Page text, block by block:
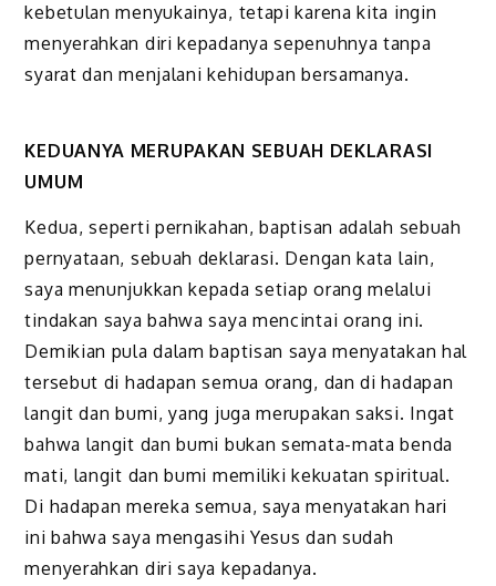
kebetulan menyukainya, tetapi karena kita ingin
menyerahkan diri kepadanya sepenuhnya tanpa
syarat dan menjalani kehidupan bersamanya.
KEDUANYA MERUPAKAN SEBUAH DEKLARASI
UMUM
Kedua, seperti pernikahan, baptisan adalah sebuah
pernyataan, sebuah deklarasi. Dengan kata lain,
saya menunjukkan kepada setiap orang melalui
tindakan saya bahwa saya mencintai orang ini.
Demikian pula dalam baptisan saya menyatakan hal
tersebut di hadapan semua orang, dan di hadapan
langit dan bumi, yang juga merupakan saksi. Ingat
bahwa langit dan bumi bukan semata-mata benda
mati, langit dan bumi memiliki kekuatan spiritual.
Di hadapan mereka semua, saya menyatakan hari
ini bahwa saya mengasihi Yesus dan sudah
menyerahkan diri saya kepadanya.